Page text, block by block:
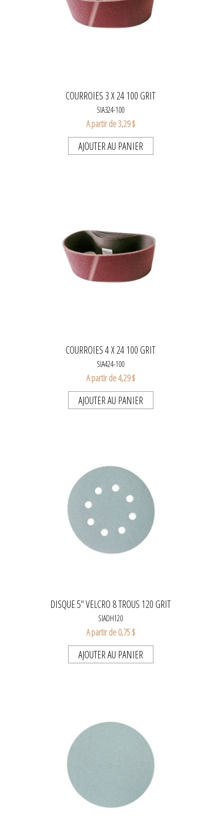
COURROIES 3 X 24 100 GRIT
SIA324-100
A partir de 3,29 $
AJOUTER AU PANIER
COURROIES 4 X 24 100 GRIT
SIA424-100
A partir de 4,29 $
AJOUTER AU PANIER
DISQUE 5" VELCRO 8 TROUS 120 GRIT
SIADH120
A partir de 0,75 $
AJOUTER AU PANIER